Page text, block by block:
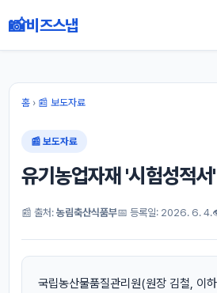
📸비즈스냅
홈› 📰 보도자료
📰 보도자료
유기농업자재 '시험성적서
📰 출처: 농림축산식품부📅 등록일: 2026. 6. 4.
국립농산물품질관리원(원장 김철, 이